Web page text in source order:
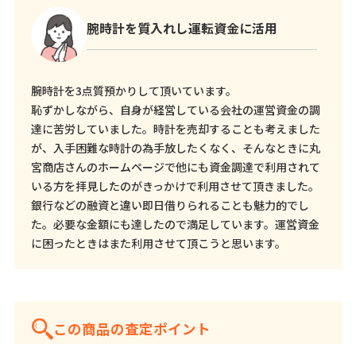
腕時計を質入れし運転資金に活用
腕時計を3点質預かりして頂いています。
恥ずかしながら、自身が経営している会社の運営資金の調
達に苦労していました。時計を売却することも考えました
が、入手困難な時計の為手放したくなく、そんなときに丸
宮商店さんのホームページで他にも資金調達で利用されて
いる方を拝見したのがきっかけで利用させて頂きました。
銀行などの融資と違い即日借りられることも魅力的でし
た。必要な金額にも達したので満足しています。運営資金
に困ったときはまた利用させて頂こうと思います。
この商品の査定ポイント